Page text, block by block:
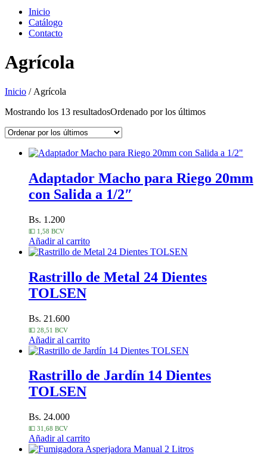
Inicio
Catálogo
Contacto
Agrícola
Inicio / Agrícola
Mostrando los 13 resultadosOrdenado por los últimos
Adaptador Macho para Riego 20mm
con Salida a 1/2″
Bs. 1.200
💵 1,58 BCV
Añadir al carrito
Rastrillo de Metal 24 Dientes
TOLSEN
Bs. 21.600
💵 28,51 BCV
Añadir al carrito
Rastrillo de Jardín 14 Dientes
TOLSEN
Bs. 24.000
💵 31,68 BCV
Añadir al carrito